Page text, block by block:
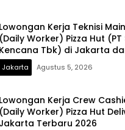
Lowongan Kerja Teknisi
(Daily Worker) Pizza Hut
Kencana Tbk) di Jakarta
Jakarta Agustus 5, 2026
Lowongan Kerja Crew
(Daily Worker) Pizza Hut
Jakarta Terbaru 2026